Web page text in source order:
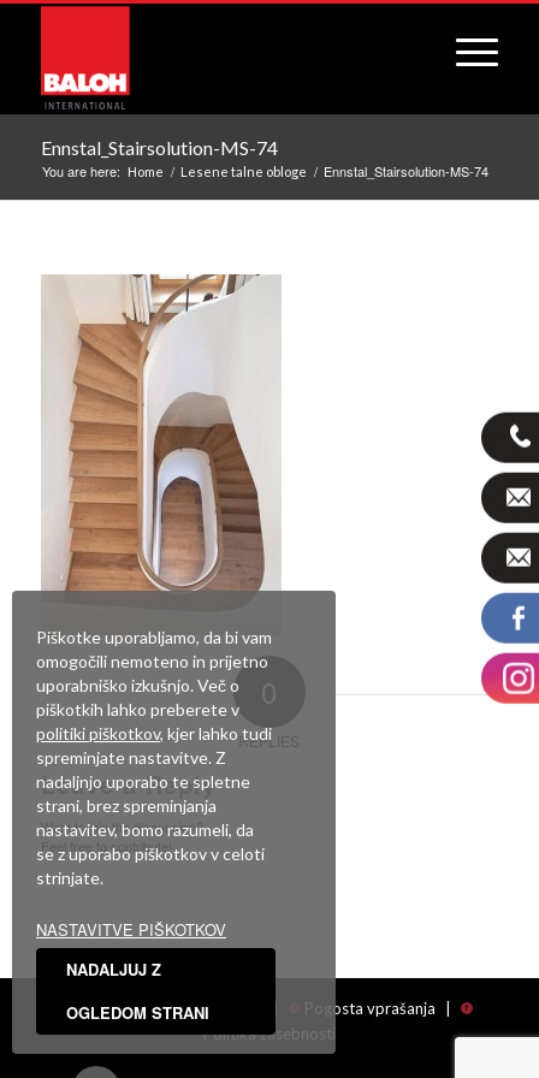
Ennstal_Stairsolution-MS-74
You are here: Home / Lesene talne obloge / Ennstal_Stairsolution-MS-74
0
REPLIES
Leave a Reply
Want to join the discussion?
Feel free to contribute!
Za objavo komentarja se morate
Facebook | Showroom Pogosta vprašanja
Politika zasebnosti
Piškotke uporabljamo, da bi vam
omogočili nemoteno in prijetno
uporabniško izkušnjo. Več o
piškotkih lahko preberete v
politiki piškotkov, kjer lahko tudi
spreminjate nastavitve. Z
nadaljnjo uporabo te spletne
strani, brez spreminjanja
nastavitev, bomo razumeli, da
se z uporabo piškotkov v celoti
strinjate.
NASTAVITVE PIŠKOTKOV
NADALJUJ Z
OGLEDOM STRANI